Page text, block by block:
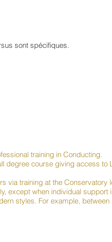
sont spécifiques.
training in Conducting.
degree course giving access
via training at the
except when individual support
styles. For example,